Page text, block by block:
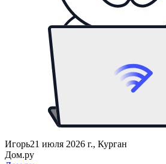
Игорь21 июля 2026 г., Курган
Дом.ру